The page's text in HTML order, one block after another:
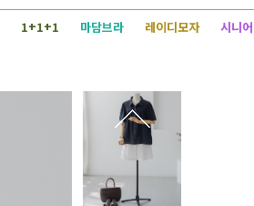
1+1+1 마담브라 레이디모자 시니어